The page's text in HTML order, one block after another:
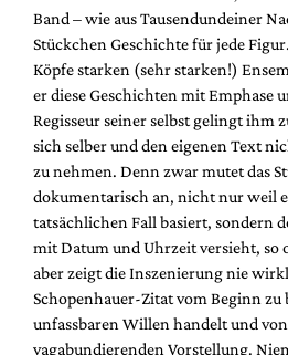
Band – wie aus Tausendundeiner
Stückchen Geschichte für jede
Köpfe starken (sehr starken!)
er diese Geschichten mit Emphase
Regisseur seiner selbst gelingt ihm
sich selber und den eigenen Text
zu nehmen. Denn zwar mutet das
dokumentarisch an, nicht nur weil
tatsächlichen Fall basiert, sondern
mit Datum und Uhrzeit versieht, so
aber zeigt die Inszenierung nie
Schopenhauer-Zitat vom Beginn zu
unfassbaren Willen handelt und
vagabundierenden Vorstellung.